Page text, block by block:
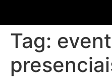
Tag: